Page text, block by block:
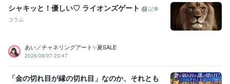
シャキッと！優しい♡ ライオンズゲート
記事
コラム
あい／チャネリングアート✨夏SALE
2026/08/07 23:47
「金の切れ目が縁の切れ目」なのか、それとも